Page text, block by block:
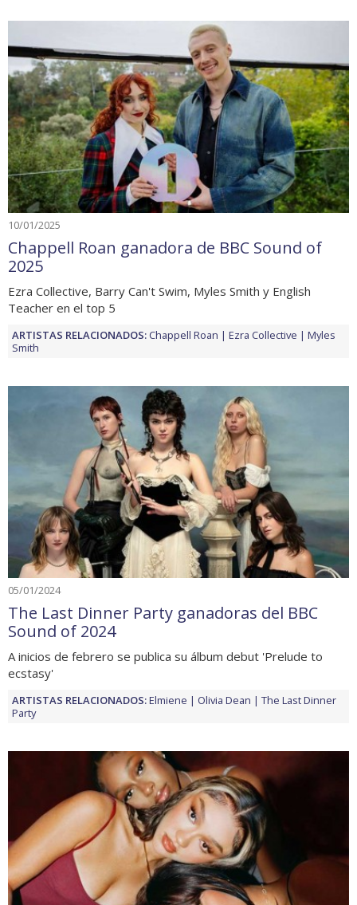
10/01/2025
Chappell Roan ganadora de BBC Sound of
2025
Ezra Collective, Barry Can't Swim, Myles Smith y English
Teacher en el top 5
ARTISTAS RELACIONADOS:Chappell Roan Ezra Collective
Myles
Smith
05/01/2024
The Last Dinner Party ganadoras del BBC
Sound of 2024
A inicios de febrero se publica su álbum debut 'Prelude to
ecstasy'
ARTISTAS RELACIONADOS:Elmiene Olivia Dean
The Last Dinner
Party